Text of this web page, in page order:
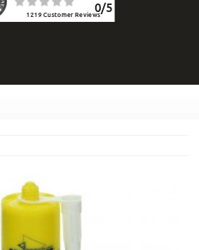
0/5
1219Customer Reviews